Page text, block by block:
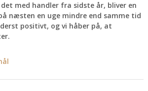
med handler fra sidste år, bliver en
næsten en uge mindre end samme tid
positivt, og vi håber på, at